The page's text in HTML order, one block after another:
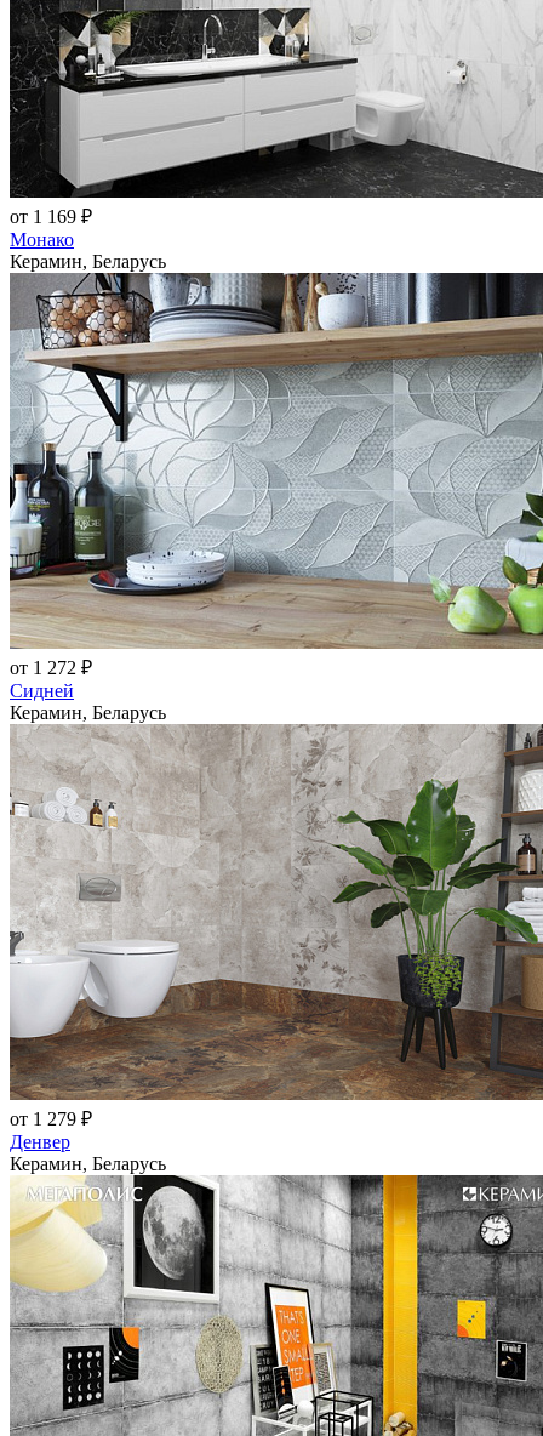
от 1 169 ₽
Монако
Керамин, Беларусь
от 1 272 ₽
Сидней
Керамин, Беларусь
от 1 279 ₽
Денвер
Керамин, Беларусь